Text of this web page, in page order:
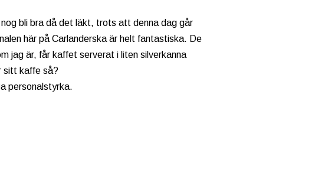
bli bra då det läkt, trots att denna dag går
här på Carlanderska är helt fantastiska. De
jag är, får kaffet serverat i liten silverkanna
sitt kaffe så?
personalstyrka.